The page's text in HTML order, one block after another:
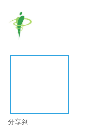
分享到